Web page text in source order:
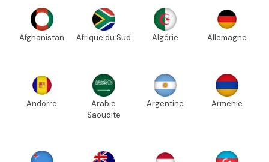
Afghanistan Afrique du Sud Algérie Allemagne
Andorre
Arabie
Saoudite
Argentine Arménie